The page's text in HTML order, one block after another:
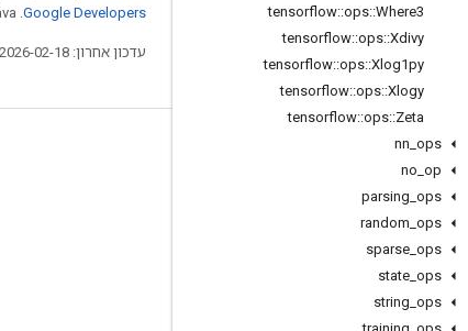
tensorflow::ops::Where3
tensorflow::ops::Xdivy
tensorflow::ops::Xlog1py
tensorflow::ops::Xlogy
tensorflow::ops::Zeta
nn ops
no op
parsing ops
random ops
sparse ops
state ops
string ops
Google Developers‏
עדכון אחרון: 2026-02-18 (שעון UTC).
לא להתנתק
פורום
GitHub